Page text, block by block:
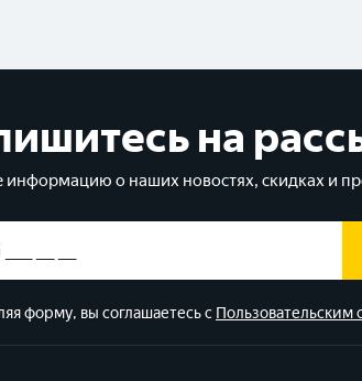
на
информацию о наших новостях, скидках и
форму, вы соглашаетесь с Пользовательским